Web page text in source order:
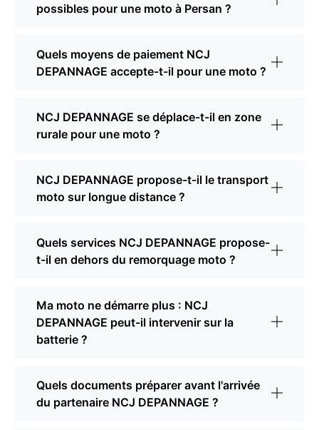
possibles pour une moto à Persan ?
Quels moyens de paiement NCJ
DEPANNAGE accepte-t-il pour une moto ?
NCJ DEPANNAGE se déplace-t-il en zone
rurale pour une moto ?
NCJ DEPANNAGE propose-t-il le transport
moto sur longue distance ?
Quels services NCJ DEPANNAGE propose-
t-il en dehors du remorquage moto ?
Ma moto ne démarre plus : NCJ
DEPANNAGE peut-il intervenir sur la
batterie ?
Quels documents préparer avant l'arrivée
du partenaire NCJ DEPANNAGE ?